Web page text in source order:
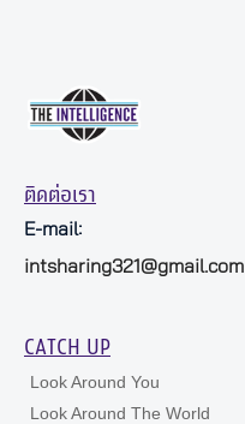
ติดต่อเรา
E-mail:
intsharing321@gmail.com
CATCH UP
Look Around You
Look Around The World